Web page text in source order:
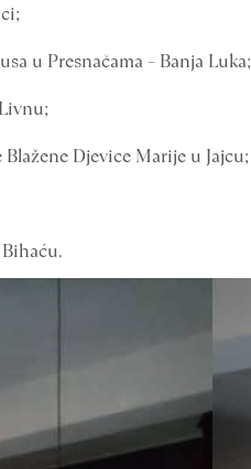
u Presnačama – Banja Luka;
Djevice Marije u Jajcu;